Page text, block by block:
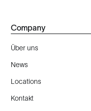
Company
Über uns
News
Locations
Kontakt